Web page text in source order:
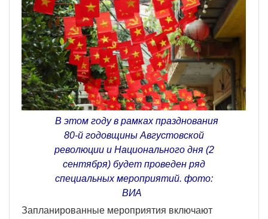
В этом году в рамках празднования
80-й годовщины Августовской
революции и Национального дня (2
сентября) будет проведен ряд
специальных мероприятий. фото:
ВИA
Запланированные мероприятия включают